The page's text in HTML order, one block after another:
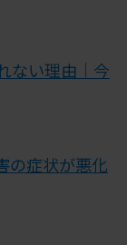
ない理由｜今
の症状が悪化